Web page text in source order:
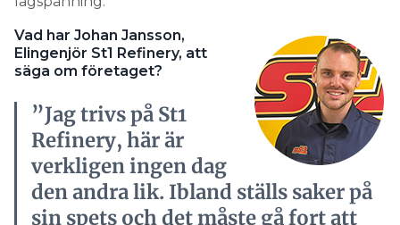
Vad har Johan Jansson,
Elingenjör St1 Refinery, att
säga om företaget?
”Jag trivs på St1
Refinery, här är
verkligen ingen dag
den andra lik. Ibland ställs saker på
sin spets och det måste gå fort att